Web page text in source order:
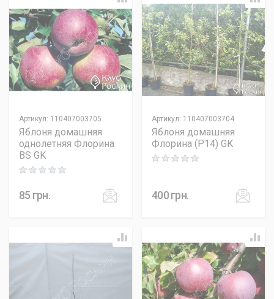
Артикул: 110407003705
Яблоня домашняя
однолетняя Флорина
BS GK
Rating: 0 out of 5
85 грн.
Артикул: 110407003704
Яблоня домашняя
Флорина (P14) GK
Rating: 0 out of 5
400грн.